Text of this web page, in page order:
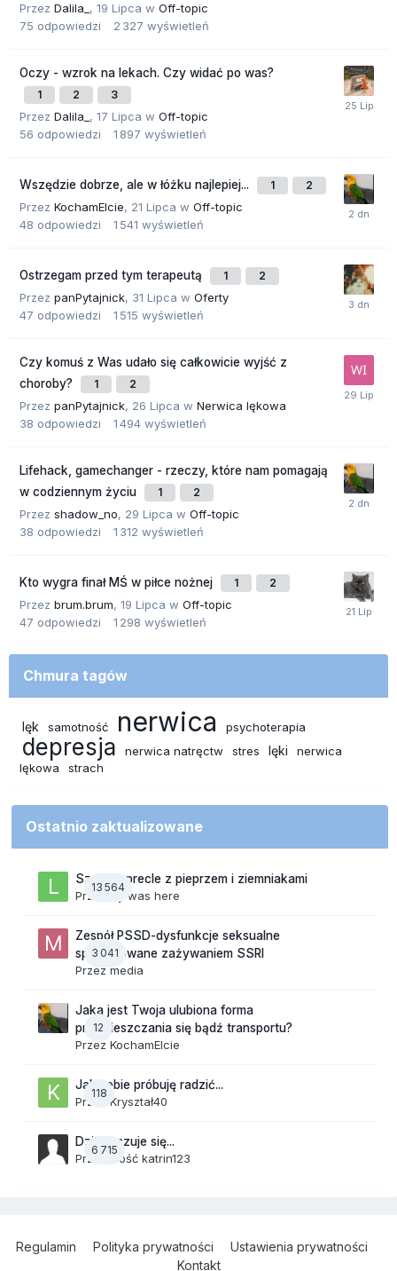
Przez Dalila_ , 19 Lipca w Off-topic
75 odpowiedzi 2 327 wyświetleń
Oczy - wzrok na lekach. Czy widać po was?
1 2 3
Przez Dalila_ , 17 Lipca w Off-topic
56 odpowiedzi 1 897 wyświetleń
Wszędzie dobrze, ale w łóżku najlepiej... 1 2
Przez KochamElcie, 21 Lipca w Off-topic
48 odpowiedzi 1 541 wyświetleń
Ostrzegam przed tym terapeutą 1 2
Przez panPytajnick, 31 Lipca w Oferty
47 odpowiedzi 1 515 wyświetleń
Czy komuś z Was udało się całkowicie wyjść z
choroby?
1 2
Przez panPytajnick, 26 Lipca w Nerwica lękowa
38 odpowiedzi 1 494 wyświetleń
Lifehack, gamechanger - rzeczy, które nam pomagają
w codziennym życiu
1 2
Przez shadow_no, 29 Lipca w Off-topic
38 odpowiedzi 1 312 wyświetleń
Kto wygra finał MŚ w piłce nożnej 1 2
Przez brum.brum, 19 Lipca w Off-topic
47 odpowiedzi 1 298 wyświetleń
Chmura tagów
lęk samotność nerwica psychoterapia
depresja nerwica natręctw stres lęki
nerwica
lękowa
strach
Ostatnio zaktualizowane
13 564
Szalone precle z pieprzem i ziemniakami
Przez lily was here
3 041
Zespół PSSD-dysfunkcje seksualne
spowodowane zażywaniem SSRI
Przez media
12
Jaka jest Twoja ulubiona forma
przemieszczania się bądź transportu?
Przez KochamElcie
118
Jak sobie próbuję radzić...
Przez Kryształ40
6 715
Dzisiaj czuje się...
Przez Gość katrin123
Regulamin Polityka prywatności
Ustawienia prywatności
Kontakt